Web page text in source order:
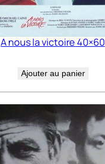
A nous la victoire 40×60
Ajouter au panier